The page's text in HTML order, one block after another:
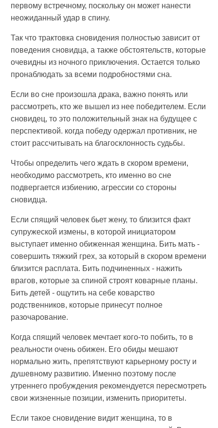
первому встречному, поскольку он может нанести
неожиданный удар в спину.
Так что трактовка сновидения полностью зависит от
поведения сновидца, а также обстоятельств, которые
очевидны из ночного приключения. Остается только
пронаблюдать за всеми подробностями сна.
Если во сне произошла драка, важно понять или
рассмотреть, кто же вышел из нее победителем. Если
сновидец, то это положительный знак на будущее с
перспективой. когда победу одержал противник, не
стоит рассчитывать на благосклонность судьбы.
Чтобы определить чего ждать в скором времени,
необходимо рассмотреть, кто именно во сне
подвергается избиению, агрессии со стороны
сновидца.
Если спящий человек бьет жену, то близится факт
супружеской измены, в которой инициатором
выступает именно обиженная женщина. Бить мать -
совершить тяжкий грех, за который в скором времени
близится расплата. Бить подчиненных - нажить
врагов, которые за спиной строят коварные планы.
Бить детей - ощутить на себе коварство
родственников, которые принесут полное
разочарование.
Когда спящий человек мечтает кого-то побить, то в
реальности очень обижен. Его обиды мешают
нормально жить, препятствуют карьерному росту и
душевному развитию. Именно поэтому после
утреннего пробуждения рекомендуется пересмотреть
свои жизненные позиции, изменить приоритеты.
Если такое сновидение видит женщина, то в